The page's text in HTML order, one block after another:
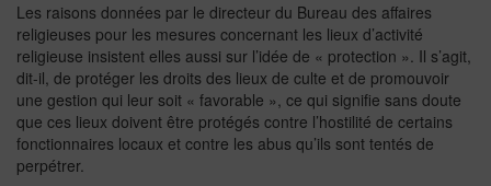
Les raisons données par le directeur du Bureau des affaires
religieuses pour les mesures concernant les lieux d’activité
religieuse insistent elles aussi sur l’idée de « protection ». Il s’agit,
dit-il, de protéger les droits des lieux de culte et de promouvoir
une gestion qui leur soit « favorable », ce qui signifie sans doute
que ces lieux doivent être protégés contre l’hostilité de certains
fonctionnaires locaux et contre les abus qu’ils sont tentés de
perpétrer.